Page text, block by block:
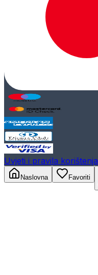
Uvjeti i pravila korištenja
Naslovna
Favoriti